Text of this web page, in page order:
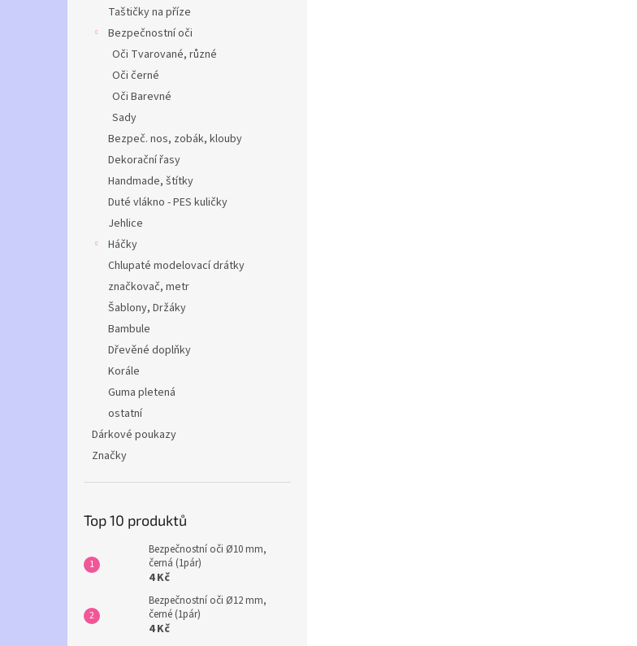
Taštičky na příze
Bezpečnostní oči
Oči Tvarované, různé
Oči černé
Oči Barevné
Sady
Bezpeč. nos, zobák, klouby
Dekorační řasy
Handmade, štítky
Duté vlákno - PES kuličky
Jehlice
Háčky
Chlupaté modelovací drátky
značkovač, metr
Šablony, Držáky
Bambule
Dřevěné doplňky
Korále
Guma pletená
ostatní
Dárkové poukazy
Značky
Top 10 produktů
Bezpečnostní oči Ø10 mm,
černá (1pár)
4 Kč
Bezpečnostní oči Ø12 mm,
černé (1pár)
4 Kč